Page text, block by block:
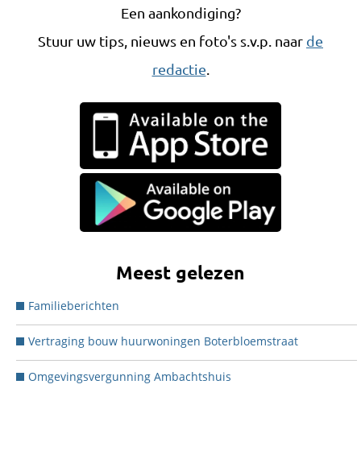
Een aankondiging?
Stuur uw tips, nieuws en foto's s.v.p. naar de
redactie.
Meest gelezen
Familieberichten
Vertraging bouw huurwoningen Boterbloemstraat
Omgevingsvergunning Ambachtshuis